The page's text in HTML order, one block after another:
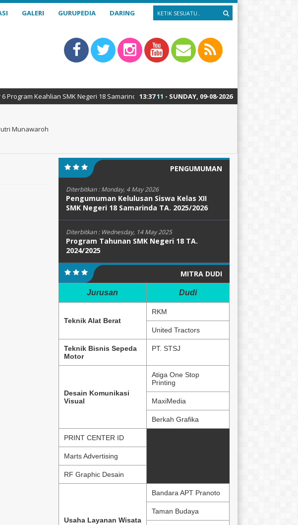
GALERI GURUPEDIA DARING
13:3712 - SUNDAY, 09-08-2026
SMK Negeri 18 Samarinda : Teknik Alat Berat – Teknik Sepeda Motor – Teknik
Munawaroh
PENGUMUMAN
Diterbitkan :Monday, 4 May 2026
Pengumuman Kelulusan Siswa Kelas XII
SMK Negeri 18 Samarinda TA. 2025/2026
Diterbitkan : Wednesday, 14 May 2025
Program Tahunan SMK Negeri 18 TA.
2024/2025
MITRA DUDI
Jurusan Dudi
Teknik Alat Berat
RKM
United Tractors
Teknik Bisnis Sepeda
Motor
PT. STSJ
Desain Komunikasi
Visual
Atiga One Stop
Printing
MaxiMedia
Berkah Grafika
PRINT CENTER ID
Marts Advertising
RF Graphic Desain
Usaha Layanan Wisata
Bandara APT Pranoto
Taman Budaya